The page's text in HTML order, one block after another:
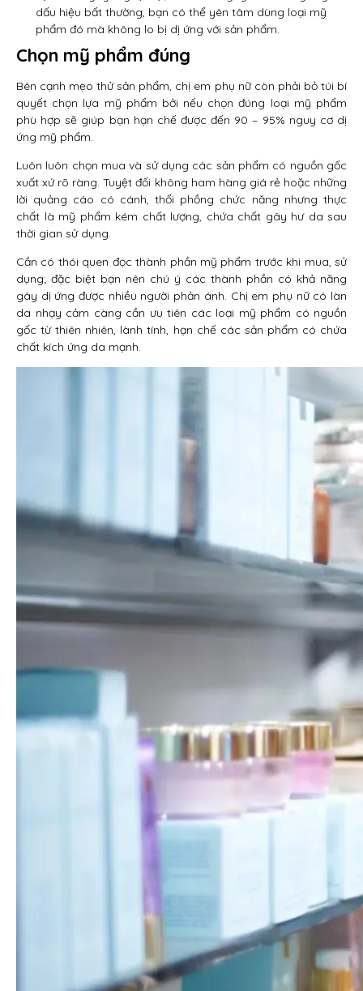
dấu hiệu bất thường, bạn có thể yên tâm dùng loại mỹ
phẩm đó mà không lo bị dị ứng với sản phẩm.
Chọn mỹ phẩm đúng
Bên cạnh mẹo thử sản phẩm, chị em phụ nữ còn phải bỏ túi bí
quyết chọn lựa mỹ phẩm bởi nếu chọn đúng loại mỹ phẩm
phù hợp sẽ giúp bạn hạn chế được đến 90 – 95% nguy cơ dị
ứng mỹ phẩm.
Luôn luôn chọn mua và sử dụng các sản phẩm có nguồn gốc
xuất xứ rõ ràng. Tuyệt đối không ham hàng giá rẻ hoặc những
lời quảng cáo có cánh, thổi phồng chức năng nhưng thực
chất là mỹ phẩm kém chất lượng, chứa chất gây hư da sau
thời gian sử dụng.
Cần có thói quen đọc thành phần mỹ phẩm trước khi mua, sử
dụng; đặc biệt bạn nên chú ý các thành phần có khả năng
gây dị ứng được nhiều người phản ánh. Chị em phụ nữ có làn
da nhạy cảm càng cần ưu tiên các loại mỹ phẩm có nguồn
gốc từ thiên nhiên, lành tính, hạn chế các sản phẩm có chứa
chất kích ứng da mạnh.